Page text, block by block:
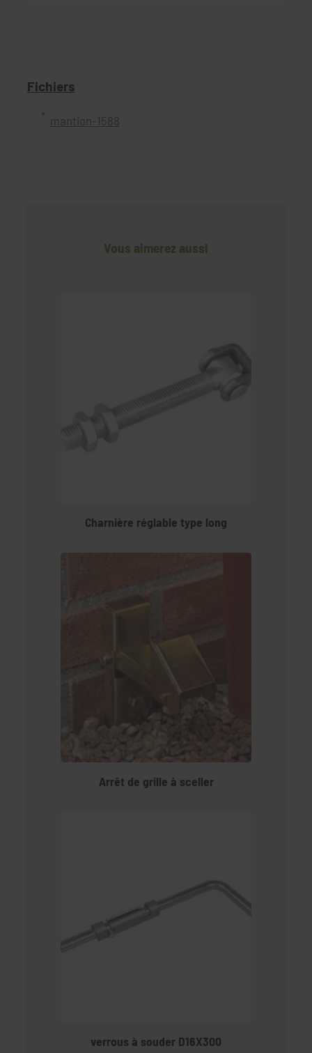
Fichiers
mantion-1588
Vous aimerez aussi
Charnière réglable type long
Arrêt de grille à sceller
verrous à souder D16X300